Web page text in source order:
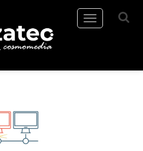
Toggle
navigation